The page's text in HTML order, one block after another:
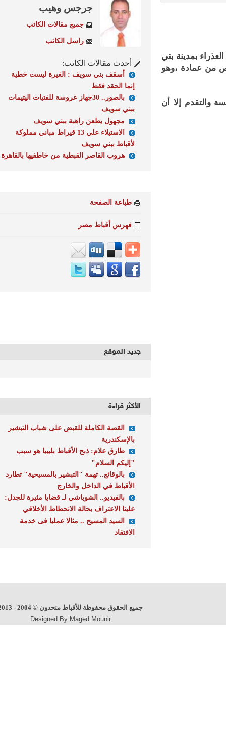
بمدينة بني
عمادة ،وهو
إلا أن
جرجس وهيب
جميع مقالات الكاتب
راسل الكاتب
أحدث مقالات الكاتب:
أسقف بني سويف : الغيرة ليست خطية
إنما الحقد فقط
بالصور.. 30جهاز عروسة للفتيات اليتيمات
ببني سويف
مجهول يطعن راهبة ببني سويف
الاستيلاء علي 13 قيراط مباني مملوكة
لأقباط ببني سويف
هروب القاصر القبطية من خاطفيها بالقاهرة
طباعة الصفحة
فهرس أقباط مصر
جديد الموقع
الأكثر قراءة
القصة الكاملة للقبض على شباب التبشير
بالإسكندرية
طارق علام: ذبح الأقباط بليبيا هو سبب
"إليكم السلام"
بالوقائع.. تهمة "التبشير بالمسيحية" تطارد
الأقباط في الداخل والخارج
بالفيديو.. الشوباشي لـ قضايا مثيرة للجدل:
علينا الاعتراف بحالة الانحطاط الأخلاقي
السيد المسيح .. مثالا عمليا فى خدمة
الافتقاد
جميع الحقوق محفوظة للأقباط متحدون©
2004 - 2013
Designed By Maged Mounir